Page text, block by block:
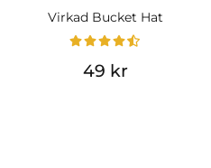
Virkad Bucket Hat
49 kr